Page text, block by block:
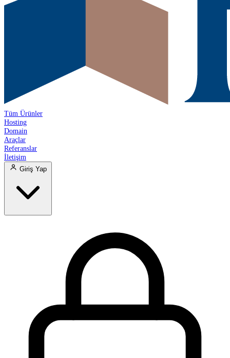
Tüm Ürünler
Hosting
Domain
Araçlar
Referanslar
İletişim
Giriş Yap